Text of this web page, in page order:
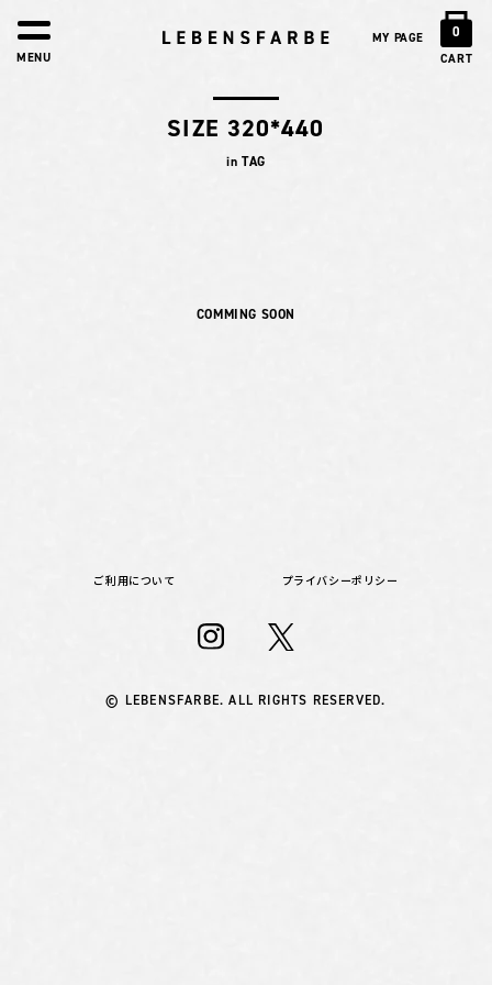
MY PAGE 0
CART
MENU
SIZE 320*440
in TAG
COMMING SOON
ご利用について プライバシーポリシー
© LEBENSFARBE. ALL RIGHTS RESERVED.